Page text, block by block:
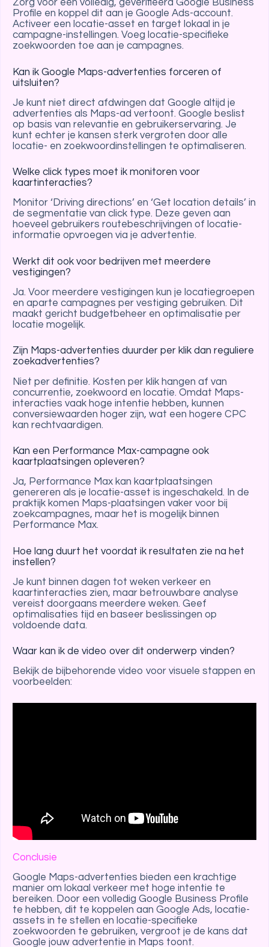
Zorg voor een volledig, geverifieerd Google Business
Profile en koppel dit aan je Google Ads-account.
Activeer een locatie-asset en target lokaal in je
campagne-instellingen. Voeg locatie-specifieke
zoekwoorden toe aan je campagnes.
Kan ik Google Maps-advertenties forceren of
uitsluiten?
Je kunt niet direct afdwingen dat Google altijd je
advertenties als Maps-ad vertoont. Google beslist
op basis van relevantie en gebruikerservaring. Je
kunt echter je kansen sterk vergroten door alle
locatie- en zoekwoordinstellingen te optimaliseren.
Welke click types moet ik monitoren voor
kaartinteracties?
Monitor ‘Driving directions’ en ‘Get location details’ in
de segmentatie van click type. Deze geven aan
hoeveel gebruikers routebeschrijvingen of locatie-
informatie opvroegen via je advertentie.
Werkt dit ook voor bedrijven met meerdere
vestigingen?
Ja. Voor meerdere vestigingen kun je locatiegroepen
en aparte campagnes per vestiging gebruiken. Dit
maakt gericht budgetbeheer en optimalisatie per
locatie mogelijk.
Zijn Maps-advertenties duurder per klik dan reguliere
zoekadvertenties?
Niet per definitie. Kosten per klik hangen af van
concurrentie, zoekwoord en locatie. Omdat Maps-
interacties vaak hoge intentie hebben, kunnen
conversiewaarden hoger zijn, wat een hogere CPC
kan rechtvaardigen.
Kan een Performance Max-campagne ook
kaartplaatsingen opleveren?
Ja, Performance Max kan kaartplaatsingen
genereren als je locatie-asset is ingeschakeld. In de
praktijk komen Maps-plaatsingen vaker voor bij
zoekcampagnes, maar het is mogelijk binnen
Performance Max.
Hoe lang duurt het voordat ik resultaten zie na het
instellen?
Je kunt binnen dagen tot weken verkeer en
kaartinteracties zien, maar betrouwbare analyse
vereist doorgaans meerdere weken. Geef
optimalisaties tijd en baseer beslissingen op
voldoende data.
Waar kan ik de video over dit onderwerp vinden?
Bekijk de bijbehorende video voor visuele stappen en
voorbeelden:
Conclusie
Google Maps-advertenties bieden een krachtige
manier om lokaal verkeer met hoge intentie te
bereiken. Door een volledig Google Business Profile
te hebben, dit te koppelen aan Google Ads, locatie-
assets in te stellen en locatie-specifieke
zoekwoorden te gebruiken, vergroot je de kans dat
Google jouw advertentie in Maps toont.